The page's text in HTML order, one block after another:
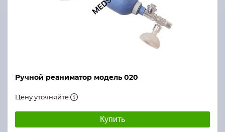
Ручной реаниматор модель 020
Цену уточняйте
Купить